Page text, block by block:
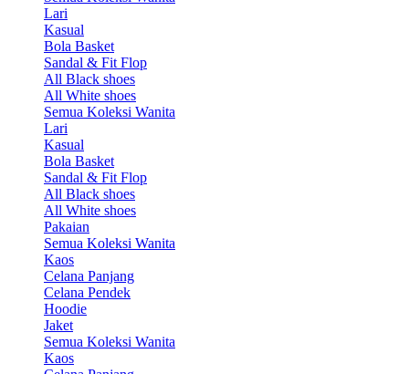
Lari
Kasual
Bola Basket
Sandal & Fit Flop
All Black shoes
All White shoes
Semua Koleksi Wanita
Lari
Kasual
Bola Basket
Sandal & Fit Flop
All Black shoes
All White shoes
Pakaian
Semua Koleksi Wanita
Kaos
Celana Panjang
Celana Pendek
Hoodie
Jaket
Semua Koleksi Wanita
Kaos